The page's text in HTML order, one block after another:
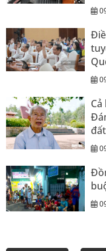
đất